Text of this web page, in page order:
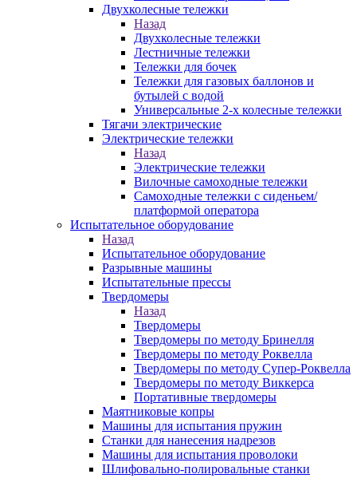
Двухколесные тележки
Назад
Двухколесные тележки
Лестничные тележки
Тележки для бочек
Тележки для газовых баллонов и
бутылей с водой
Универсальные 2-х колесные тележки
Тягачи электрические
Электрические тележки
Назад
Электрические тележки
Вилочные самоходные тележки
Самоходные тележки с сиденьем/
платформой оператора
Испытательное оборудование
Назад
Испытательное оборудование
Разрывные машины
Испытательные прессы
Твердомеры
Назад
Твердомеры
Твердомеры по методу Бринелля
Твердомеры по методу Роквелла
Твердомеры по методу Супер-Роквелла
Твердомеры по методу Виккерса
Портативные твердомеры
Маятниковые копры
Машины для испытания пружин
Станки для нанесения надрезов
Машины для испытания проволоки
Шлифовально-полировальные станки